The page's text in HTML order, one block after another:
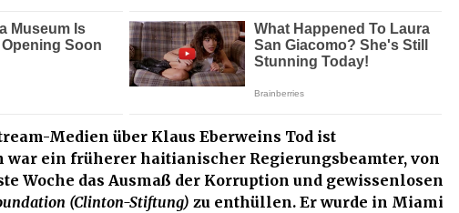
Medien über Klaus Eberweins Tod ist
war ein früherer haitianischer Regierungsbeamter, von
Woche das Ausmaß der Korruption und gewissenlosen
(Clinton-Stiftung) zu enthüllen. Er wurde in Miami